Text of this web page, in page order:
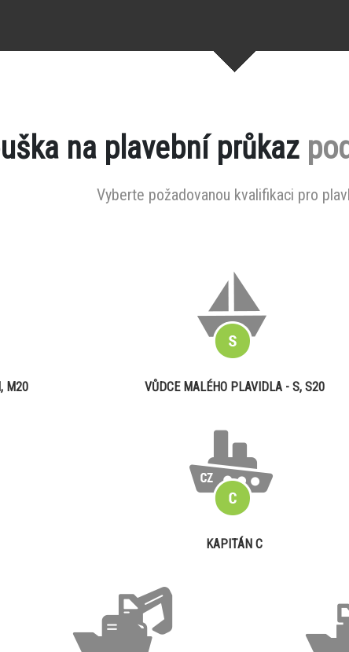
na plavební průkaz
Vyberte požadovanou kvalifikaci pro
M20 VŮDCE MALÉHO PLAVIDLA - S, S20
KAPITÁN C